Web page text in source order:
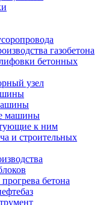
газобетона
бетонных
узел
машины
к ним
и строительных
бетона